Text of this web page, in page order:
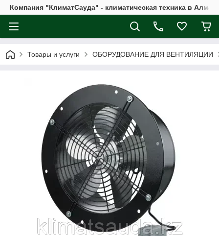
Компания "КлиматСауда" - климатическая техника в
Товары и услуги ОБОРУДОВАНИЕ ДЛЯ ВЕНТИЛЯЦИИ